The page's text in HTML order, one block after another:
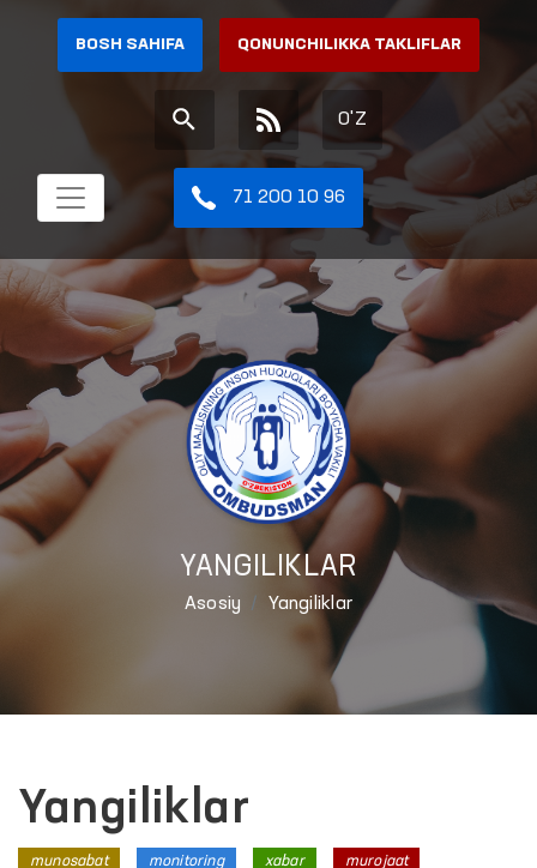
BOSH SAHIFA QONUNCHILIKKA TAKLIFLAR
O'Z
71 200 10 96
YANGILIKLAR
Asosiy Yangiliklar
Yangiliklar
munosabat monitoring xabar murojaat